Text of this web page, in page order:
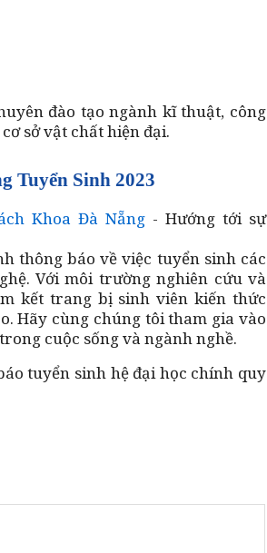
đào tạo ngành kĩ thuật, công
sở vật chất hiện đại.
Tuyển Sinh 2023
Khoa Đà Nẵng- Hướng tới sự
thông báo về việc tuyển sinh các
Với môi trường nghiên cứu và
kết trang bị sinh viên kiến thức
Hãy cùng chúng tôi tham gia vào
cuộc sống và ngành nghề.
tuyển sinh hệ đại học chính quy